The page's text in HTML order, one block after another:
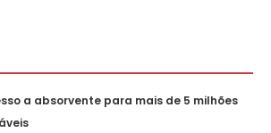
a absorvente para mais de 5 milhões